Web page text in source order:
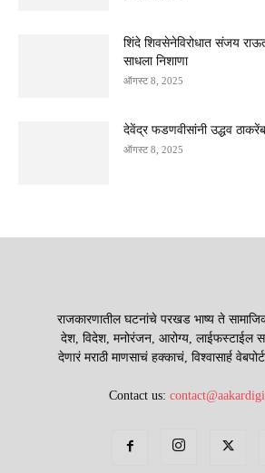
शिंदे शिवसेनेविरोधात संजय
साधला निशाणा
ऑगस्ट 8, 2025
देवेंद्र फडणवीसांनी उद्धव
ऑगस्ट 8, 2025
राजकारणातील घटनांचे परखड भाष्य ते
देश, विदेश, मनोरंजन, आरोग्य, लाईफस्टाईल
देणारं मराठी माणसाचं हक्काचं, विश्वासार्ह
Contact us: